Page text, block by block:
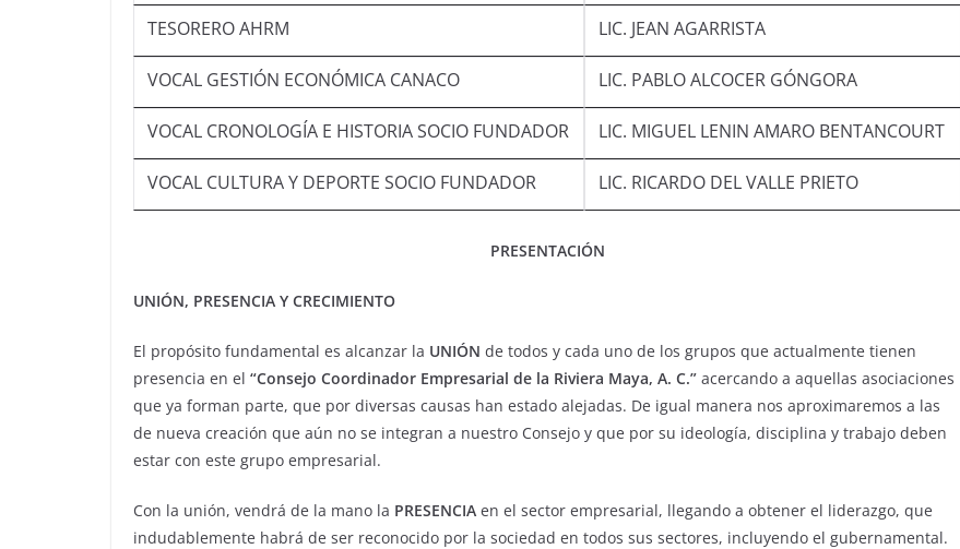
TESORERO AHRM LIC. JEAN AGARRISTA
VOCAL GESTIÓN ECONÓMICA CANACO LIC. PABLO ALCOCER GÓNGORA
VOCAL CRONOLOGÍA E HISTORIA SOCIO FUNDADOR LIC. MIGUEL LENIN AMARO BENTANCOURT
VOCAL CULTURA Y DEPORTE SOCIO FUNDADOR LIC. RICARDO DEL VALLE PRIETO
PRESENTACIÓN
UNIÓN, PRESENCIA Y CRECIMIENTO
El propósito fundamental es alcanzar la UNIÓN de todos y cada uno de los grupos que actualmente tienen
presencia en el “Consejo Coordinador Empresarial de la Riviera Maya, A. C.” acercando a aquellas asociaciones
que ya forman parte, que por diversas causas han estado alejadas. De igual manera nos aproximaremos a las
de nueva creación que aún no se integran a nuestro Consejo y que por su ideología, disciplina y trabajo deben
estar con este grupo empresarial.
Con la unión, vendrá de la mano la PRESENCIA en el sector empresarial, llegando a obtener el liderazgo, que
indudablemente habrá de ser reconocido por la sociedad en todos sus sectores, incluyendo el gubernamental.